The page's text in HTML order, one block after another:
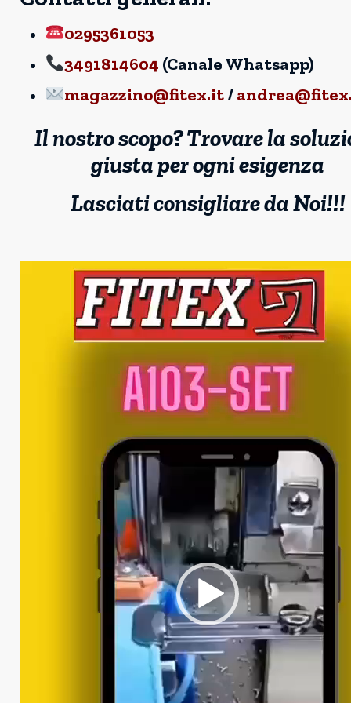
0295361053
3491814604 (Canale Whatsapp)
magazzino@fitex.it/
Il nostro scopo? Trovare la
giusta per ogni esigenza
Lasciati consigliare da Noi!!!